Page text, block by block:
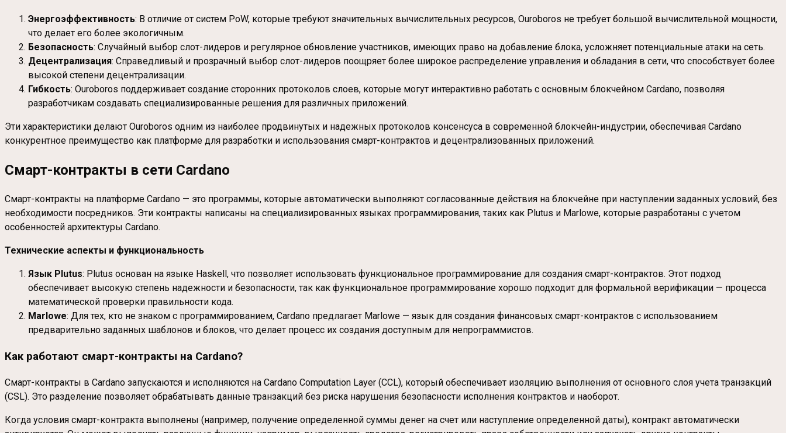
Энергоэффективность: В отличие от систем PoW, которые требуют значительных вычислительных ресурсов, Ouroboros не требует большой вычислительной мощности,
что делает его более экологичным.
Безопасность: Случайный выбор слот-лидеров и регулярное обновление участников, имеющих право на добавление блока, усложняет потенциальные атаки на сеть.
Децентрализация: Справедливый и прозрачный выбор слот-лидеров поощряет более широкое распределение управления и обладания в сети, что способствует более
высокой степени децентрализации.
Гибкость: Ouroboros поддерживает создание сторонних протоколов слоев, которые могут интерактивно работать с основным блокчейном Cardano, позволяя
разработчикам создавать специализированные решения для различных приложений.
Эти характеристики делают Ouroboros одним из наиболее продвинутых и надежных протоколов консенсуса в современной блокчейн-индустрии, обеспечивая Cardano
конкурентное преимущество как платформе для разработки и использования смарт-контрактов и децентрализованных приложений.
Смарт-контракты в сети Cardano
Смарт-контракты на платформе Cardano — это программы, которые автоматически выполняют согласованные действия на блокчейне при наступлении заданных условий, без
необходимости посредников. Эти контракты написаны на специализированных языках программирования, таких как Plutus и Marlowe, которые разработаны с учетом
особенностей архитектуры Cardano.
Технические аспекты и функциональность
Язык Plutus: Plutus основан на языке Haskell, что позволяет использовать функциональное программирование для создания смарт-контрактов. Этот подход
обеспечивает высокую степень надежности и безопасности, так как функциональное программирование хорошо подходит для формальной верификации — процесса
математической проверки правильности кода.
Marlowe: Для тех, кто не знаком с программированием, Cardano предлагает Marlowe — язык для создания финансовых смарт-контрактов с использованием
предварительно заданных шаблонов и блоков, что делает процесс их создания доступным для непрограммистов.
Как работают смарт-контракты на Cardano?
Смарт-контракты в Cardano запускаются и исполняются на Cardano Computation Layer (CCL), который обеспечивает изоляцию выполнения от основного слоя учета транзакций
(CSL). Это разделение позволяет обрабатывать данные транзакций без риска нарушения безопасности исполнения контрактов и наоборот.
Когда условия смарт-контракта выполнены (например, получение определенной суммы денег на счет или наступление определенной даты), контракт автоматически